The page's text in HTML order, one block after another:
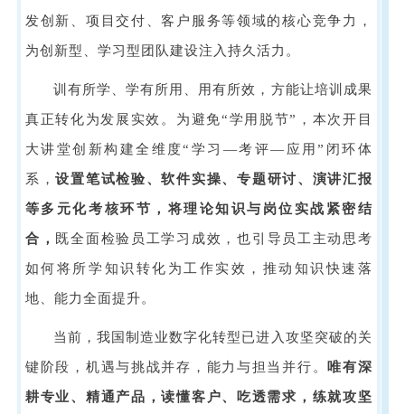
发创新、项目交付、客户服务等领域的核心竞争力，
为创新型、学习型团队建设注入持久活力。
训有所学、学有所用、用有所效，方能让培训成果
真正转化为发展实效。为避免“学用脱节”，本次开目
大讲堂创新构建全维度“学习—考评—应用”闭环体
系，设置笔试检验、软件实操、专题研讨、演讲汇报
等多元化考核环节，将理论知识与岗位实战紧密结
合， 既全面检验员工学习成效，也引导员工主动思考
如何将所学知识转化为工作实效，推动知识快速落
地、能力全面提升。
当前，我国制造业数字化转型已进入攻坚突破的关
键阶段，机遇与挑战并存，能力与担当并行。 唯有深
耕专业、精通产品，读懂客户、吃透需求，练就攻坚